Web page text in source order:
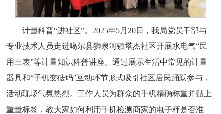
计量科普“进社区”。2025年5月20日，我局党员干部与
专业技术人员走进噶尔县狮泉河镇塔杰社区开展水电气“民
用三表”等计量知识科普讲座。通过展示生活中常见的计量
器具和“手机变砝码”互动环节形式吸引社区居民踊跃参与，
活动现场气氛热烈。工作人员为群众的手机精确称重并贴上
重量标签，教大家如何利用手机检测商家的电子秤是否准